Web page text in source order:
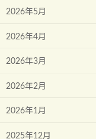
2026年5月
2026年4月
2026年3月
2026年2月
2026年1月
2025年12月